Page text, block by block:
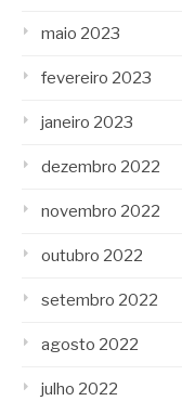
maio 2023
fevereiro 2023
janeiro 2023
dezembro 2022
novembro 2022
outubro 2022
setembro 2022
agosto 2022
julho 2022